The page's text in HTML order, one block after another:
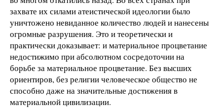
захвате их силами атеистической идеологии было
уничтожено невиданное количество людей и нанесены
огромные разрушения. Это и теоретически и
практически доказывает: и материальное процветание
недостижимо при абсолютном сосредоточии на
борьбе за материальное процветание. Без высших
ориентиров, без религии человеческое общество не
способно даже на значительные достижения в
материальной цивилизации.